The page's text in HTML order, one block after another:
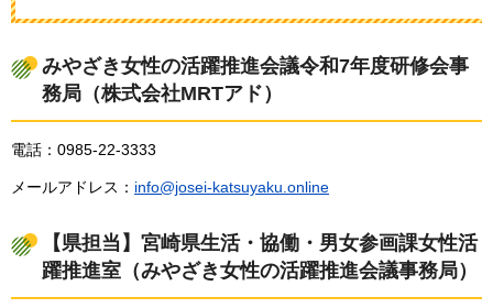
みやざき女性の活躍推進会議令和7年度研修会事
務局（株式会社MRTアド）
電話：0985-22-3333
メールアドレス： info@josei-katsuyaku.online
【県担当】宮崎県生活・協働・男女参画課女性活
躍推進室（みやざき女性の活躍推進会議事務局）